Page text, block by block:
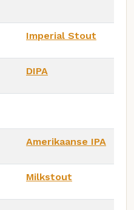
Imperial Stout
DIPA
Amerikaanse IPA
Milkstout